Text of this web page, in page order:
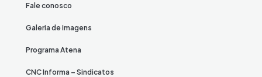
Fale conosco
Galeria de imagens
Programa Atena
CNC Informa – Sindicatos